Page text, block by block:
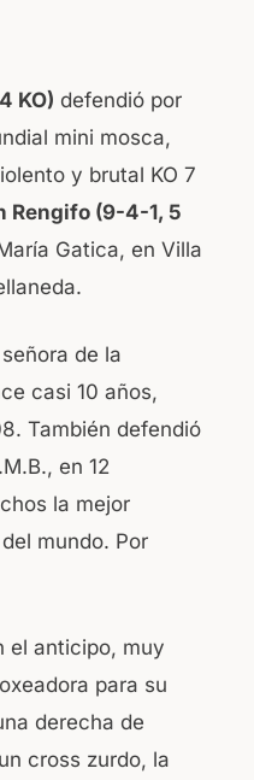
KO) defendió por
mini mosca,
y brutal KO 7
Rengifo (9-4-1, 5
Gatica, en Villa
de la
casi 10 años,
También defendió
en 12
la mejor
mundo. Por
el anticipo, muy
para su
derecha de
cross zurdo, la